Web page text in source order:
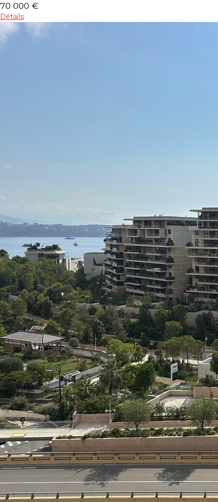
70 000 €
Détails